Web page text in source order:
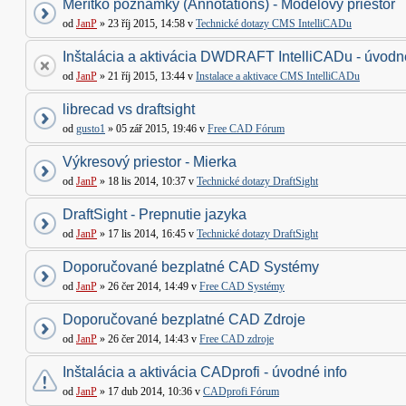
Merítko poznámky (Annotations) - Modelový priestor
od JanP » 23 říj 2015, 14:58 v Technické dotazy CMS IntelliCADu
Inštalácia a aktivácia DWDRAFT IntelliCADu -
od JanP » 21 říj 2015, 13:44 v Instalace a aktivace CMS IntelliCADu
librecad vs draftsight
od gusto1 » 05 zář 2015, 19:46 v Free CAD Fórum
Výkresový priestor - Mierka
od JanP » 18 lis 2014, 10:37 v Technické dotazy DraftSight
DraftSight - Prepnutie jazyka
od JanP » 17 lis 2014, 16:45 v Technické dotazy DraftSight
Doporučované bezplatné CAD Systémy
od JanP » 26 čer 2014, 14:49 v Free CAD Systémy
Doporučované bezplatné CAD Zdroje
od JanP » 26 čer 2014, 14:43 v Free CAD zdroje
Inštalácia a aktivácia CADprofi - úvodné info
od JanP » 17 dub 2014, 10:36 v CADprofi Fórum